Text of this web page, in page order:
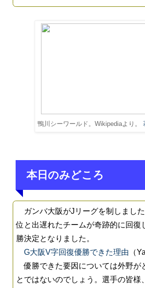
鴨川シーワールド。Wikipediaより。
本日のみどころ
ガンバ大阪がJリーグを制しまし
位と出遅れたチームが奇跡的に回復
勝決定となりました。
G大阪V字回復優勝できた理由 （
優勝できた要因については外野が
とではないのでしょう。選手の皆様